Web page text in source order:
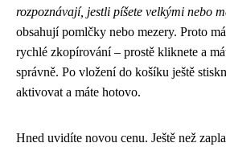
rozpoznávají, jestli píšete velkými nebo
obsahují pomlčky nebo mezery. Proto
rychlé zkopírování – prostě kliknete a
správně. Po vložení do košíku ještě
aktivovat a máte hotovo.
Hned uvidíte novou cenu. Ještě než